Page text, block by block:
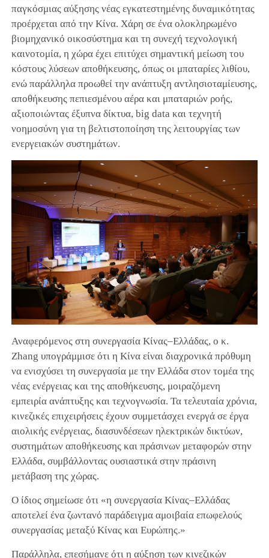
παγκόσμιας αύξησης νέας εγκατεστημένης δυναμικότητας
προέρχεται από την Κίνα. Χάρη σε ένα ολοκληρωμένο
βιομηχανικό οικοσύστημα και τη συνεχή τεχνολογική
καινοτομία, η χώρα έχει επιτύχει σημαντική μείωση του
κόστους λύσεων αποθήκευσης, όπως οι μπαταρίες λιθίου,
ενώ παράλληλα προωθεί την ανάπτυξη αντλησιοταμίευσης,
αποθήκευσης πεπιεσμένου αέρα και μπαταριών ροής,
αξιοποιώντας έξυπνα δίκτυα, big data και τεχνητή
νοημοσύνη για τη βελτιστοποίηση της λειτουργίας των
ενεργειακών συστημάτων.
Αναφερόμενος στη συνεργασία Κίνας–Ελλάδας, ο κ.
Zhang υπογράμμισε ότι η Κίνα είναι διαχρονικά πρόθυμη
να ενισχύσει τη συνεργασία με την Ελλάδα στον τομέα της
νέας ενέργειας και της αποθήκευσης, μοιραζόμενη
εμπειρία ανάπτυξης και τεχνογνωσία. Τα τελευταία χρόνια,
κινεζικές επιχειρήσεις έχουν συμμετάσχει ενεργά σε έργα
αιολικής ενέργειας, διασυνδέσεων ηλεκτρικών δικτύων,
συστημάτων αποθήκευσης και πράσινων μεταφορών στην
Ελλάδα, συμβάλλοντας ουσιαστικά στην πράσινη
μετάβαση της χώρας.
Ο ίδιος σημείωσε ότι «η συνεργασία Κίνας–Ελλάδας
αποτελεί ένα ζωντανό παράδειγμα αμοιβαία επωφελούς
συνεργασίας μεταξύ Κίνας και Ευρώπης.»
Παράλληλα, επεσήμανε ότι η αύξηση των κινεζικών